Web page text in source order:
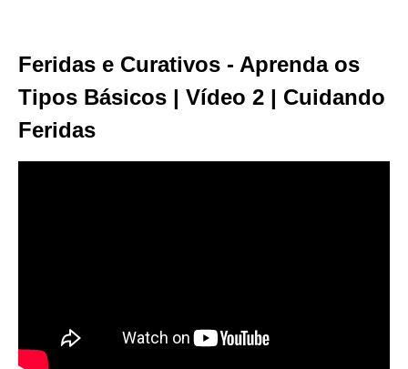
Feridas e Curativos - Aprenda os
Tipos Básicos | Vídeo 2 | Cuidando
Feridas